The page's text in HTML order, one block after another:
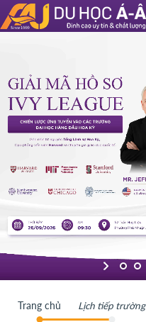
Trang chủ Lịch tiếp trường